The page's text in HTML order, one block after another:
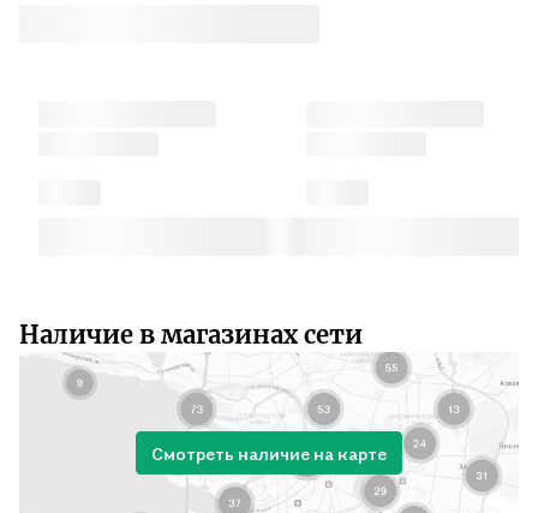
Наличие в магазинах сети
Смотреть наличие на карте